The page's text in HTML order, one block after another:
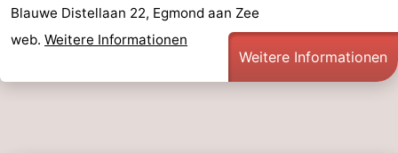
Blauwe Distellaan 22, Egmond aan Zee
web. Weitere Informationen
Weitere Informationen